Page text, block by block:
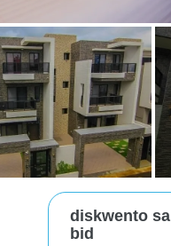
diskwento
bid